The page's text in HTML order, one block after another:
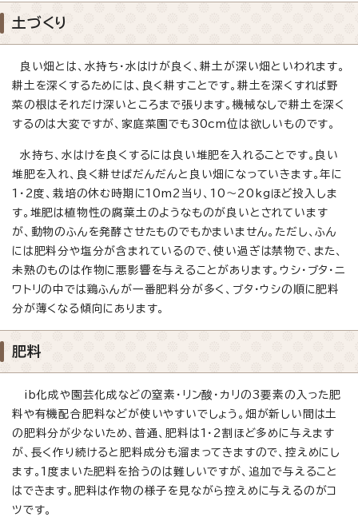
土づくり
良い畑とは、水持ち・水はけが良く、耕土が深い畑といわれます。
耕土を深くするためには、良く耕すことです。耕土を深くすれば野
菜の根はそれだけ深いところまで張ります。機械なしで耕土を深く
するのは大変ですが、家庭菜園でも30cm位は欲しいものです。
水持ち、水はけを良くするには良い堆肥を入れることです。良い
堆肥を入れ、良く耕せばだんだんと良い畑になっていきます。年に
1・2度、栽培の休む時期に10m2当り、10～20kgほど投入しま
す。堆肥は植物性の腐葉土のようなものが良いとされています
が、動物のふんを発酵させたものでもかまいません。ただし、ふん
には肥料分や塩分が含まれているので、使い過ぎは禁物で、また、
未熟のものは作物に悪影響を与えることがあります。ウシ・ブタ・ニ
ワトリの中では鶏ふんが一番肥料分が多く、ブタ・ウシの順に肥料
分が薄くなる傾向にあります。
肥料
ib化成や園芸化成などの窒素・リン酸・カリの3要素の入った肥
料や有機配合肥料などが使いやすいでしょう。畑が新しい間は土
の肥料分が少ないため、普通、肥料は1・2割ほど多めに与えます
が、長く作り続けると肥料成分も溜まってきますので、控えめにし
ます。1度まいた肥料を拾うのは難しいですが、追加で与えること
はできます。肥料は作物の様子を見ながら控えめに与えるのがコ
ツです。